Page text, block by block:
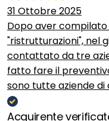
31 Ottobre 2025
Dopo aver
"ristrutturazioni", nel
contattato da tre
fatto fare il
sono tutte aziende di
Acquirente